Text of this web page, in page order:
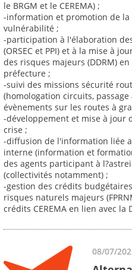
le BRGM et le CEREMA) ;
-information et promotion de
vulnérabilité ;
-participation à l'élaboration
(ORSEC et PPI) et à la mise à
des risques majeurs (DDRM)
préfecture ;
-suivi des missions sécurité
(homologation circuits,
évènements sur les routes à
-développement et mise à jour
crise ;
-diffusion de l'information liée
interne (information et
des agents participant à
(collectivités notamment) ;
-gestion des crédits
risques naturels majeurs
crédits CEREMA en lien avec la
08/07/